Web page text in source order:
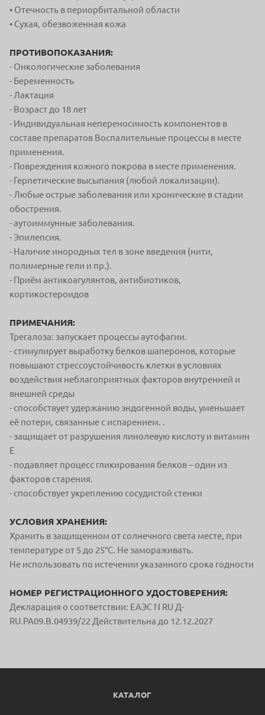
• Отечность в периорбитальной области
• Сухая, обезвоженная кожа
ПРОТИВОПОКАЗАНИЯ:
- Онкологические заболевания
- Беременность
- Лактация
- Возраст до 18 лет
- Индивидуальная непереносимость компонентов в
составе препаратов Воспалительные процессы в месте
применения.
- Повреждения кожного покрова в месте применения.
- Герпетические высыпания (любой локализации).
- Любые острые заболевания или хронические в стадии
обострения.
- аутоиммунные заболевания.
- Эпилепсия.
- Наличие инородных тел в зоне введения (нити,
полимерные гели и пр.).
- Приём антикоагулянтов, антибиотиков,
кортикостероидов
ПРИМЕЧАНИЯ:
Трегалоза: запускает процессы аутофагии.
- стимулирует выработку белков шаперонов, которые
повышают стрессоустойчивость клетки в условиях
воздействия неблагоприятных факторов внутренней и
внешней среды
- способствует удержанию эндогенной воды, уменьшает
её потери, связанные с испарением. .
- защищает от разрушения линолевую кислоту и витамин
Е
- подавляет процесс гликирования белков – один из
факторов старения.
- способствует укреплению сосудистой стенки
УСЛОВИЯ ХРАНЕНИЯ:
Хранить в защищенном от солнечного света месте, при
температуре от 5 до 25°С. Не замораживать.
Не использовать по истечении указанного срока годности
НОМЕР РЕГИСТРАЦИОННОГО УДОСТОВЕРЕНИЯ:
Декларация о соответствии: ЕАЭС N RU Д-
RU.PA09.B.04939/22 Действительна до 12.12.2027
КАТАЛОГ